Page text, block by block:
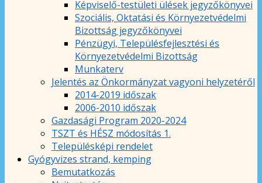
Képviselő-testületi ülések jegyzőkönyvei
Szociális, Oktatási és Környezetvédelmi
Bizottság jegyzőkönyvei
Pénzügyi, Településfejlesztési és
Környezetvédelmi Bizottság
Munkaterv
Jelentés az Önkormányzat vagyoni helyzetéről
2014-2019 időszak
2006-2010 időszak
Gazdasági Program 2020-2024
TSZT és HÉSZ módosítás 1.
Településképi rendelet
Gyógyvizes strand, kemping
Bemutatkozás